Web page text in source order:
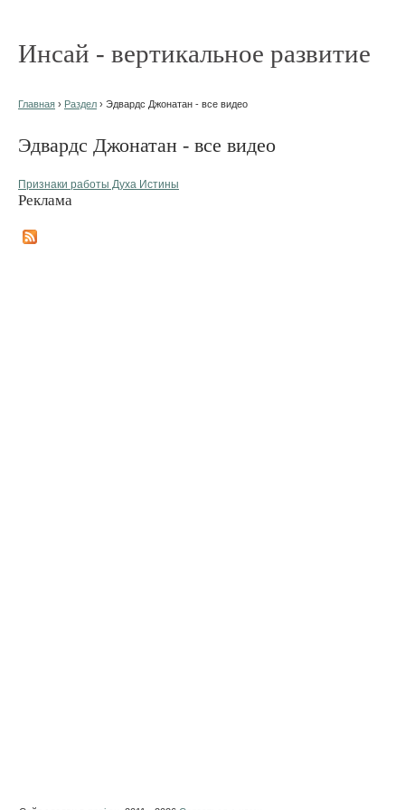
Инсай - вертикальное развитие
Главная › Раздел › Эдвардс Джонатан - все видео
Эдвардс Джонатан - все видео
Признаки работы Духа Истины
Реклама